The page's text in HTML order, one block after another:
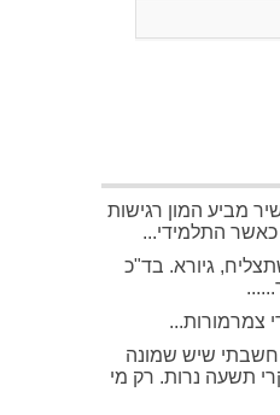
מביע המון רגישות
התלמידי...
גיורא. בד"כ
צמרמורות...
חשבתי שיש שמונה
תשעה נרות. רק מי